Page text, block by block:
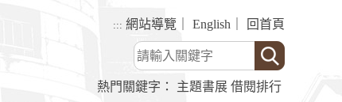
::: 網站導覽 English 回首頁
熱門關鍵字： 主題書展 借閱排行